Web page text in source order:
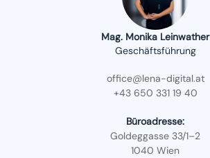
Mag. Monika Leinwather
Geschäftsführung
office@lena-digital.at
+43 650 331 19 40
Büroadresse:
Goldeggasse 33/1–2
1040 Wien